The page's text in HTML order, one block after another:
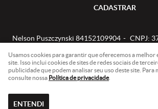
CADASTRAR
Nelson Puszczynski 84152109904 CNPJ:
LOJA VIRTUAL CRIADA POR
Usamos cookies para garantir que oferecemos a melhor
site. Isso inclui cookies de sites de redes sociais de
publicidade que podem analisar seu uso deste site. Para
consulte nossa Política de privacidade.
ENTENDI